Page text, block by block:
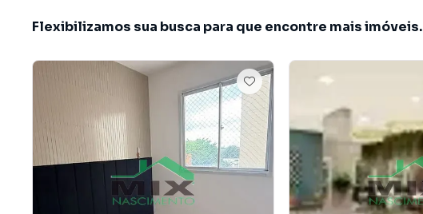
Flexibilizamos sua busca para que encontre mais imóveis.